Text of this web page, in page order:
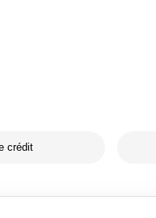
crédit